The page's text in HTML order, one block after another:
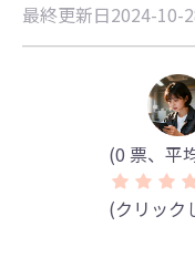
最終更新日2024-10-
(0 票、平
(クリック